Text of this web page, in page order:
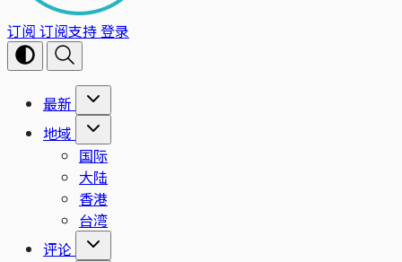
订阅 订阅支持登录
最新
地域
国际
大陆
香港
台湾
评论